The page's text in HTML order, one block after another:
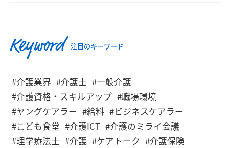
Keyword 注目のキーワード
#介護業界 #介護士 #一般介護
#介護資格・スキルアップ #職場環境
#ヤングケアラー #給料 #ビジネスケアラー
#こども食堂 #介護ICT #介護のミライ会議
#理学療法士 #介護 #ケアトーク #介護保険